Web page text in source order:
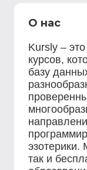
О нас
Kursly –
курсов,
базу
так и